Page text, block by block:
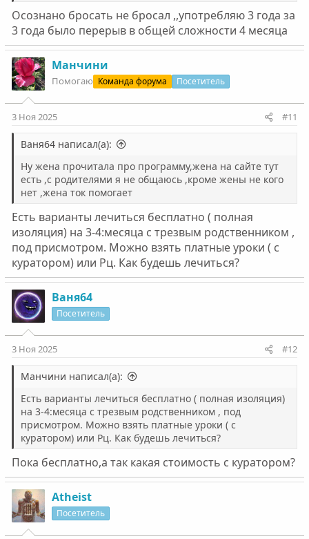
Осознано бросать не бросал ,,употребляю 3 года за
3 года было перерыв в общей сложности 4 месяца
Манчини
Помогаю Команда форума Посетитель
3 Ноя 2025 #11
Ваня64 написал(а):
Ну жена прочитала про программу,жена на сайте тут
есть ,с родителями я не общаюсь ,кроме жены не кого
нет ,жена ток помогает
Есть варианты лечиться бесплатно ( полная
изоляция) на 3-4:месяца с трезвым родственником ,
под присмотром. Можно взять платные уроки ( с
куратором) или Рц. Как будешь лечиться?
Ваня64
Посетитель
3 Ноя 2025 #12
Манчини написал(а):
Есть варианты лечиться бесплатно ( полная изоляция)
на 3-4:месяца с трезвым родственником , под
присмотром. Можно взять платные уроки ( с
куратором) или Рц. Как будешь лечиться?
Пока бесплатно,а так какая стоимость с куратором?
Atheist
Посетитель